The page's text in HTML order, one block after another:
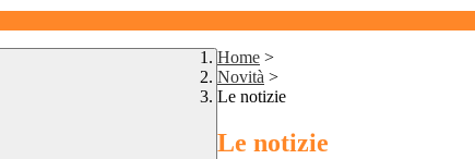
Home >
Novità >
Le notizie
Le notizie